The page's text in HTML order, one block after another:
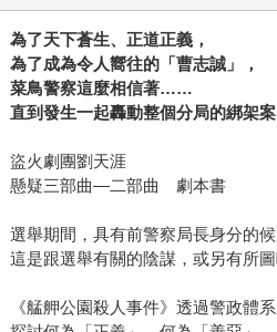
為了天下蒼生、正道正義，
為了成為令人嚮往的「曹志誠」，
菜鳥警察這麼相信著……
直到發生一起轟動整個分局的綁架案
盜火劇團劉天涯
懸疑三部曲—二部曲 劇本書
選舉期間，具有前警察局長身分的
這是跟選舉有關的陰謀，或另有所圖
《艋舺公園殺人事件》透過警政體